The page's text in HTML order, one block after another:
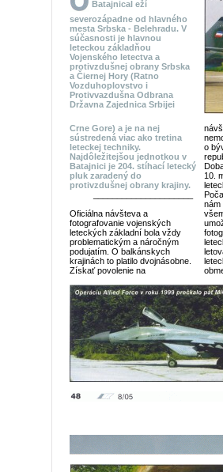
Batajnical eží
severozápadne od hlavného
mesta Srbska - Belehradu. V
súčasnosti je hlavnou
leteckou základňou
Vojenského letectva a
protivzdušnej obrany Srbska
a Čiernej Hory (Ratno
Vozduhoplovstvo i
Protivvazdušna Odbrana
Državna Zajednica Srbijei
Crne Gore) a je na nej
sústredená viac ako tretina
leteckej techniky.
Najdôležitejšou jednotkou v
Batajnici je 204. stíhací letecký
pluk zaradený do
protivzdušnej obrany krajiny.
o
10.
nám
Oficiálna návšteva a
fotografovanie vojenských
leteckých základní bola vždy
problematickým a náročným
podujatím. O balkánskych
krajinách to platilo dvojnásobne.
Získať povolenie na